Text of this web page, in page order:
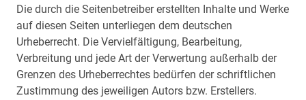
Die durch die Seitenbetreiber erstellten Inhalte und Werke
auf diesen Seiten unterliegen dem deutschen
Urheberrecht. Die Vervielfältigung, Bearbeitung,
Verbreitung und jede Art der Verwertung außerhalb der
Grenzen des Urheberrechtes bedürfen der schriftlichen
Zustimmung des jeweiligen Autors bzw. Erstellers.